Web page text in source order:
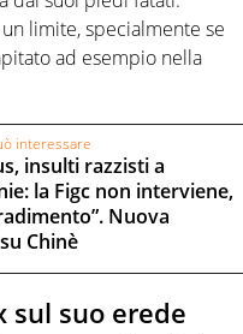
limite, specialmente se
ad esempio nella
interessare
insulti razzisti a
la Figc non interviene,
Nuova
Chinè
sul suo erede